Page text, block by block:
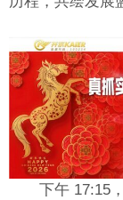
下午 17:15